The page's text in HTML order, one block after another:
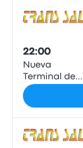
22:00
Nueva
Terminal de
Ómnibuses de
Oruro-Este